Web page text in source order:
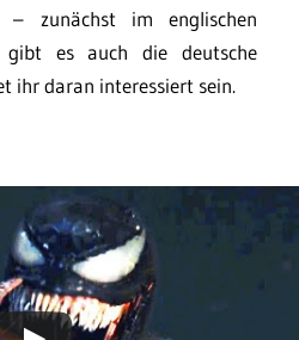
– zunächst im englischen
gibt es auch die deutsche
ihr daran interessiert sein.